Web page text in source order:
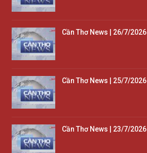
Cần Thơ News | 26/7/2026
Cần Thơ News | 25/7/2026
Cần Thơ News | 23/7/2026